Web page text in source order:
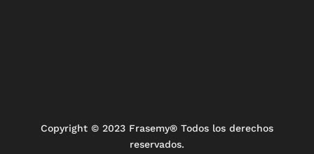
Copyright © 2023 Frasemy® Todos los derechos
reservados.